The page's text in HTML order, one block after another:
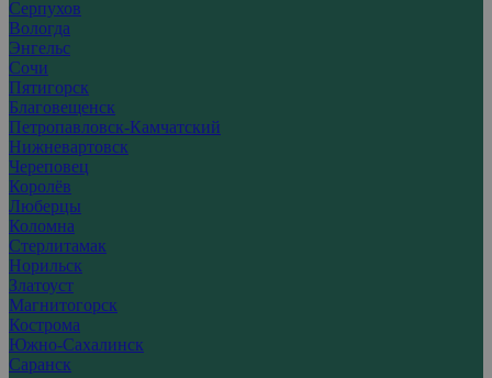
Серпухов
Вологда
Энгельс
Сочи
Пятигорск
Благовещенск
Петропавловск-Камчатский
Нижневартовск
Череповец
Королёв
Люберцы
Коломна
Стерлитамак
Норильск
Златоуст
Магнитогорск
Кострома
Южно-Сахалинск
Саранск